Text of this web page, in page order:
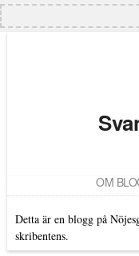
OM
Detta är en blogg på
skribentens.